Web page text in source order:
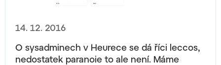
14. 12. 2016
O sysadminech v Heurece se dá říci leccos,
nedostatek paranoie to ale není. Máme